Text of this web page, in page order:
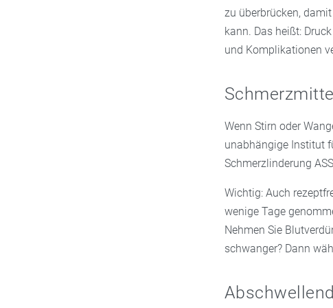
zu überbrücken,
kann. Das heißt:
und Komplikationen
Schmerzmittel
Wenn Stirn oder
unabhängige Institut
Schmerzlinderung
Wichtig: Auch
wenige Tage
Nehmen Sie
schwanger? Dann